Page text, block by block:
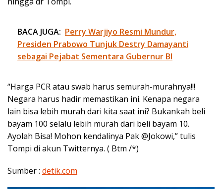
BACA JUGA: Perry Warjiyo Resmi Mundur,
Presiden Prabowo Tunjuk Destry Damayanti
sebagai Pejabat Sementara Gubernur BI
“Harga PCR atau swab harus semurah-murahnya!!!
Negara harus hadir memastikan ini. Kenapa negara
lain bisa lebih murah dari kita saat ini? Bukankah beli
bayam 100 selalu lebih murah dari beli bayam 10.
Ayolah Bisa! Mohon kendalinya Pak @Jokowi,” tulis
Tompi di akun Twitternya. ( Btm /*)
Sumber : detik.com